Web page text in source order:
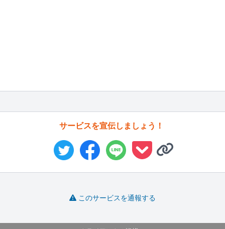
サービスを宣伝しましょう！
このサービスを通報する